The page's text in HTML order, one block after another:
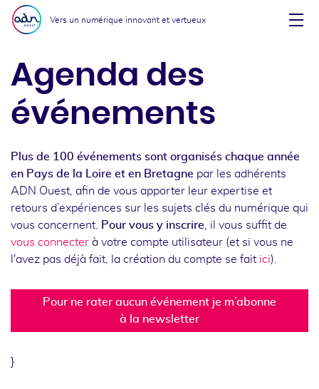
Aller au menu
Aller au contenu
Vers un numérique innovant et vertueux
Agenda des
événements
Plus de 100 événements sont organisés chaque année
en Pays de la Loire et en Bretagne par les adhérents
ADN Ouest, afin de vous apporter leur expertise et
retours d’expériences sur les sujets clés du numérique qui
vous concernent.
Pour vous y inscrire , il vous suffit de
vous connecter à votre compte utilisateur (et si vous ne
l'avez pas déjà fait, la création du compte se fait ici).
Pour ne rater aucun événement je m’abonne
à la newsletter
}